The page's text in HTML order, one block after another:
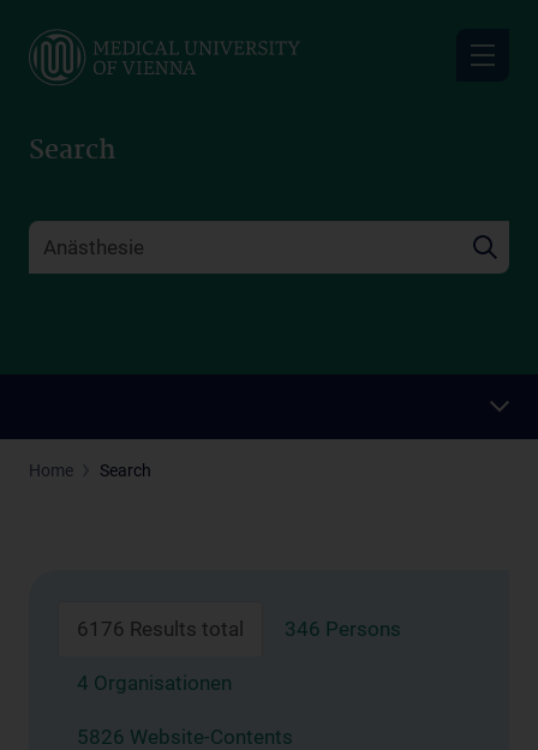
main
Search
Home Search
6176 Results total 346 Persons
4 Organisationen
5826 Website-Contents